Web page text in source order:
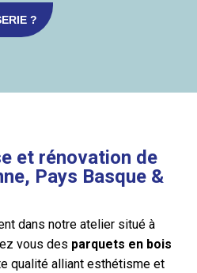
?
et rénovation de
Pays Basque &
dans notre atelier situé à
vous des parquets en bois
qualité alliant esthétisme et